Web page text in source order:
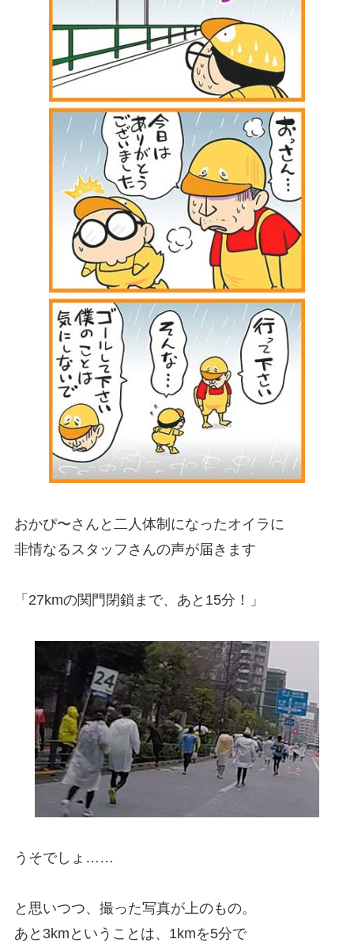
おかぴ〜さんと二人体制になったオイラに
非情なるスタッフさんの声が届きます
「27kmの関門閉鎖まで、あと15分！」
うそでしょ……
と思いつつ、撮った写真が上のもの。
あと3kmということは、1kmを5分で